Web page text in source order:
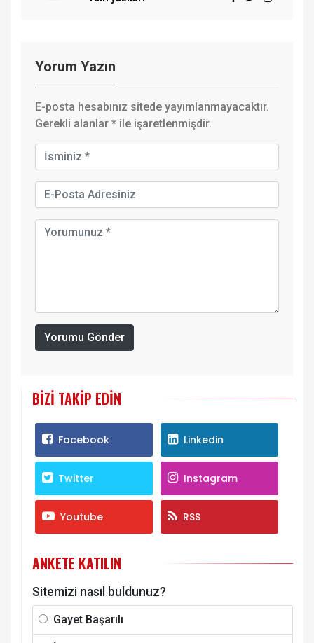
Yorum Yazın
E-posta hesabınız sitede yayımlanmayacaktır.
Gerekli alanlar * ile işaretlenmişdir.
Yorumu Gönder
BIZI TAKIP EDIN
Facebook Linkedin
Twitter Instagram
Youtube RSS
ANKETE KATILIN
Sitemizi nasıl buldunuz?
Gayet Başarılı